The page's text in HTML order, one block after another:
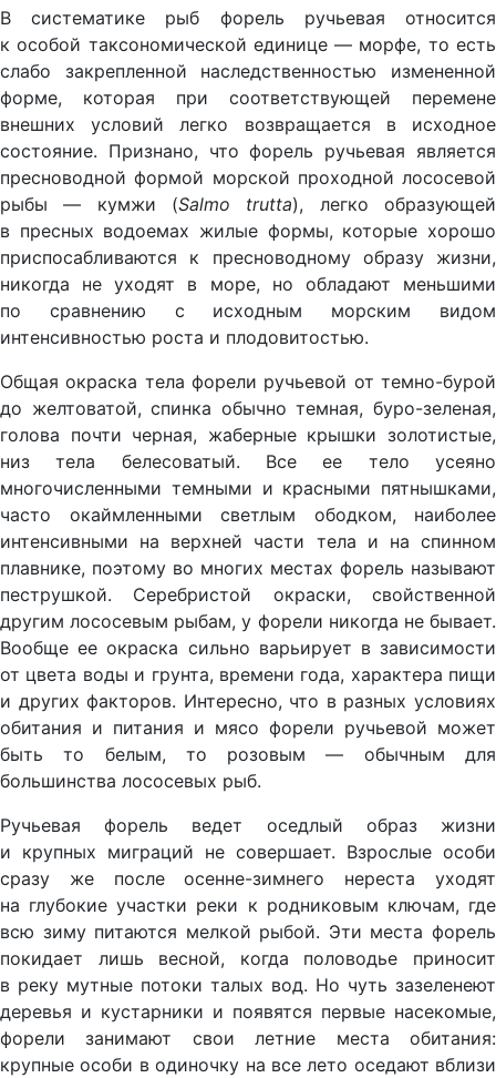
В систематике рыб форель ручьевая относится
к особой таксономической единице — морфе, то есть
слабо закрепленной наследственностью измененной
форме, которая при соответствующей перемене
внешних условий легко возвращается в исходное
состояние. Признано, что форель ручьевая является
пресноводной формой морской проходной лососевой
рыбы — кумжи (Salmo trutta), легко образующей
в пресных водоемах жилые формы, которые хорошо
приспосабливаются к пресноводному образу жизни,
никогда не уходят в море, но обладают меньшими
по сравнению с исходным морским видом
интенсивностью роста и плодовитостью.
Общая окраска тела форели ручьевой от темно-бурой
до желтоватой, спинка обычно темная, буро-зеленая,
голова почти черная, жаберные крышки золотистые,
низ тела белесоватый. Все ее тело усеяно
многочисленными темными и красными пятнышками,
часто окаймленными светлым ободком, наиболее
интенсивными на верхней части тела и на спинном
плавнике, поэтому во многих местах форель называют
пеструшкой. Серебристой окраски, свойственной
другим лососевым рыбам, у форели никогда не бывает.
Вообще ее окраска сильно варьирует в зависимости
от цвета воды и грунта, времени года, характера пищи
и других факторов. Интересно, что в разных условиях
обитания и питания и мясо форели ручьевой может
быть то белым, то розовым — обычным для
большинства лососевых рыб.
Ручьевая форель ведет оседлый образ жизни
и крупных миграций не совершает. Взрослые особи
сразу же после осенне-зимнего нереста уходят
на глубокие участки реки к родниковым ключам, где
всю зиму питаются мелкой рыбой. Эти места форель
покидает лишь весной, когда половодье приносит
в реку мутные потоки талых вод. Но чуть зазеленеют
деревья и кустарники и появятся первые насекомые,
форели занимают свои летние места обитания:
крупные особи в одиночку на все лето оседают вблизи